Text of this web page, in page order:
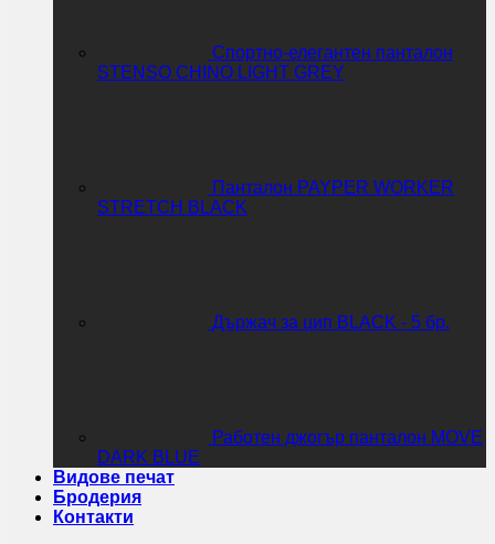
Спортно-елегантен панталон
STENSO CHINO LIGHT GREY
Панталон PAYPER WORKER
STRETCH BLACK
Държач за цип BLACK - 5 бр.
Работен джогър панталон MOVE
DARK BLUE
Видове печат
Бродерия
Контакти